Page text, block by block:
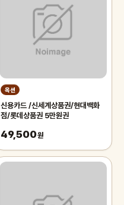
옥션
신용카드 /신세계상품권/현대백화
점/롯데상품권 5만원권
49,500원